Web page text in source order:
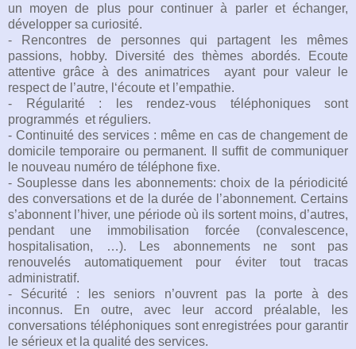
un moyen de plus pour continuer à parler et échanger,
développer sa curiosité.
- Rencontres de personnes qui partagent les mêmes
passions, hobby.
Diversité des thèmes abordés.
Ecoute
attentive grâce à des animatrices
ayant pour valeur le
respect de l’autre, l‘écoute et l’empathie.
- Régularité : les rendez-vous téléphoniques sont
programmés et réguliers.
- Continuité des services : même en cas de changement de
domicile temporaire ou permanent. Il suffit de communiquer
le nouveau numéro de téléphone fixe.
- Souplesse dans les abonnements: choix de la périodicité
des conversations et de la durée de l’abonnement. Certains
s’abonnent l’hiver, une période où ils sortent moins, d’autres,
pendant une immobilisation forcée (convalescence,
hospitalisation, …). Les abonnements ne sont pas
renouvelés automatiquement pour éviter tout tracas
administratif.
- Sécurité : les seniors n’ouvrent pas la porte à des
inconnus. En outre, avec leur accord préalable, les
conversations téléphoniques sont enregistrées pour garantir
le sérieux et la qualité des services.